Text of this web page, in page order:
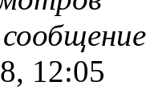
12:05